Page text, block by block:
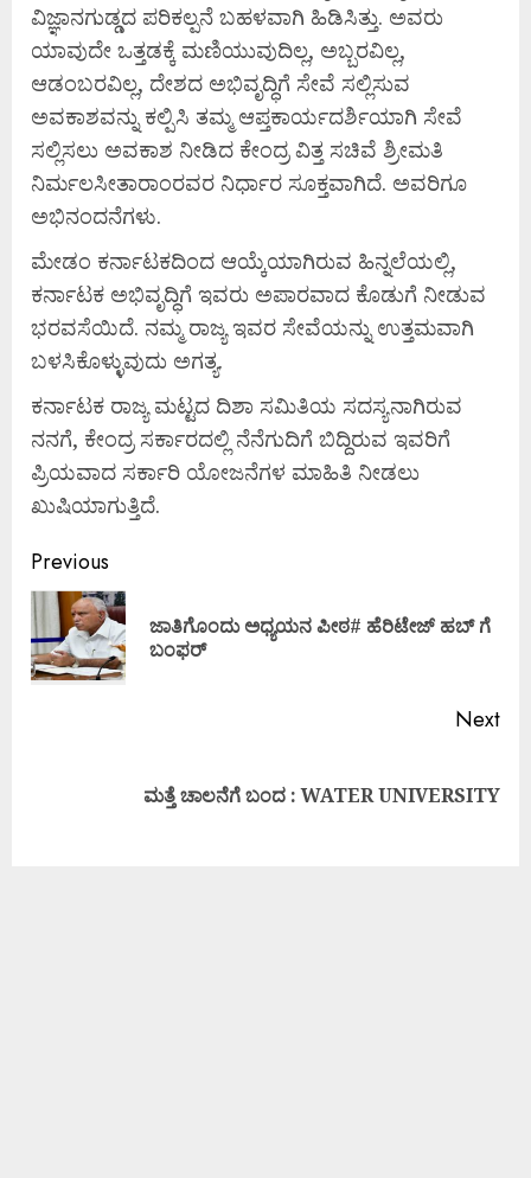
ವಿಜ್ಞಾನಗುಡ್ಡದ ಪರಿಕಲ್ಪನೆ ಬಹಳವಾಗಿ ಹಿಡಿಸಿತ್ತು. ಅವರು
ಯಾವುದೇ ಒತ್ತಡಕ್ಕೆ ಮಣಿಯುವುದಿಲ್ಲ, ಅಬ್ಬರವಿಲ್ಲ,
ಆಡಂಬರವಿಲ್ಲ, ದೇಶದ ಅಭಿವೃದ್ಧಿಗೆ ಸೇವೆ ಸಲ್ಲಿಸುವ
ಅವಕಾಶವನ್ನು ಕಲ್ಪಿಸಿ ತಮ್ಮ ಆಪ್ತಕಾರ್ಯದರ್ಶಿಯಾಗಿ ಸೇವೆ
ಸಲ್ಲಿಸಲು ಅವಕಾಶ ನೀಡಿದ ಕೇಂದ್ರ ವಿತ್ತ ಸಚಿವೆ ಶ್ರೀಮತಿ
ನಿರ್ಮಲಸೀತಾರಾಂರವರ ನಿರ್ಧಾರ ಸೂಕ್ತವಾಗಿದೆ. ಅವರಿಗೂ
ಅಭಿನಂದನೆಗಳು.
ಮೇಡಂ ಕರ್ನಾಟಕದಿಂದ ಆಯ್ಕೆಯಾಗಿರುವ ಹಿನ್ನಲೆಯಲ್ಲಿ,
ಕರ್ನಾಟಕ ಅಭಿವೃದ್ಧಿಗೆ ಇವರು ಅಪಾರವಾದ ಕೊಡುಗೆ ನೀಡುವ
ಭರವಸೆಯಿದೆ. ನಮ್ಮ ರಾಜ್ಯ ಇವರ ಸೇವೆಯನ್ನು ಉತ್ತಮವಾಗಿ
ಬಳಸಿಕೊಳ್ಳುವುದು ಅಗತ್ಯ.
ಕರ್ನಾಟಕ ರಾಜ್ಯ ಮಟ್ಟದ ದಿಶಾ ಸಮಿತಿಯ ಸದಸ್ಯನಾಗಿರುವ
ನನಗೆ, ಕೇಂದ್ರ ಸರ್ಕಾರದಲ್ಲಿ ನೆನೆಗುದಿಗೆ ಬಿದ್ದಿರುವ ಇವರಿಗೆ
ಪ್ರಿಯವಾದ ಸರ್ಕಾರಿ ಯೋಜನೆಗಳ ಮಾಹಿತಿ ನೀಡಲು
ಖುಷಿಯಾಗುತ್ತಿದೆ.
Previous
ಜಾತಿಗೊಂದು ಅಧ್ಯಯನ ಪೀಠ# ಹೆರಿಟೇಜ್ ಹಬ್ ಗೆ
ಬಂಫರ್
Next
ಮತ್ತೆ ಚಾಲನೆಗೆ ಬಂದ : WATER UNIVERSITY